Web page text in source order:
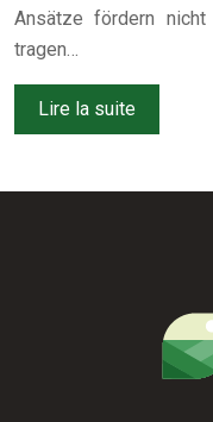
Ansätze fördern nicht
tragen…
Lire la suite